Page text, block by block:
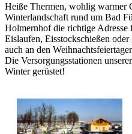
Heiße Thermen, wohlig warmer
Winterlandschaft rund um Bad
Holmernhof die richtige Adresse
Eislaufen, Eisstockschießen
auch an den
Die Versorgungsstationen
Winter gerüstet!